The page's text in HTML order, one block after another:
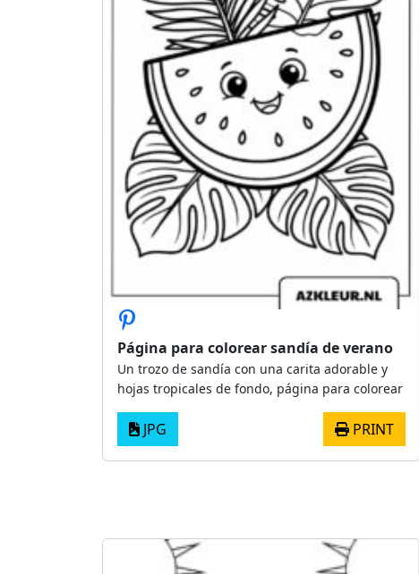
Página para colorear sandía de verano
Un trozo de sandía con una carita adorable y
hojas tropicales de fondo, página para colorear
JPG PRINT